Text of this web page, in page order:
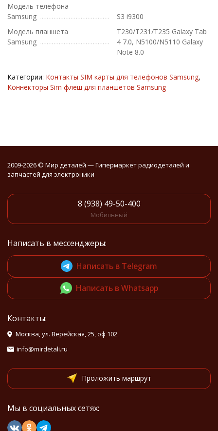
Модель телефона
Samsung
S3 i9300
Модель планшета
Samsung
T230/T231/T235 Galaxy Tab
4 7.0, N5100/N5110 Galaxy
Note 8.0
Категории: Контакты SIM карты для телефонов Samsung,
Коннекторы Sim флеш для планшетов Samsung
2009-2026 © Мир деталей — Гипермаркет радиодеталей и
запчастей для электроники
8 (938) 49-50-400
Мобильный
Написать в мессенджеры:
Написать в Telegram
Написать в Whatsapp
Контакты:
Москва, ул. Верейская, 25, оф 102
info@mirdetali.ru
Проложить маршрут
Мы в социальных сетях: